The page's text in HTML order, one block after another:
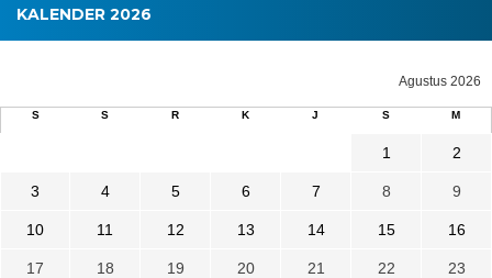
KALENDER 2026
Agustus 2026
S S R K J S M
1 2
3 4 5 6 7 8 9
10 11 12 13 14 15 16
17 18 19 20 21 22 23